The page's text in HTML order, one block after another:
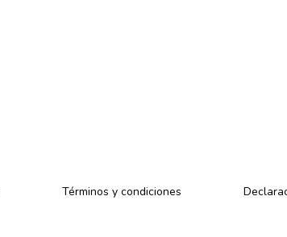
Términos y condiciones